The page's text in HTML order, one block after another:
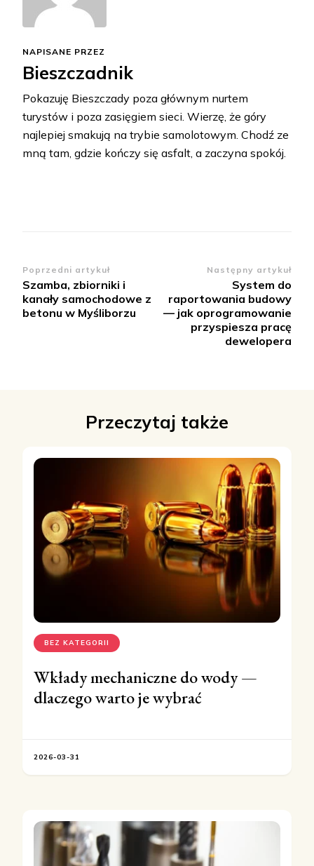
NAPISANE PRZEZ
Bieszczadnik
Pokazuję Bieszczady poza głównym nurtem
turystów i poza zasięgiem sieci. Wierzę, że góry
najlepiej smakują na trybie samolotowym. Chodź ze
mną tam, gdzie kończy się asfalt, a zaczyna spokój.
Zobacz
wpisy
Poprzedni artykuł
Szamba, zbiorniki i
kanały samochodowe z
betonu w Myśliborzu
Następny artykuł
System do
raportowania budowy
— jak oprogramowanie
przyspiesza pracę
dewelopera
Przeczytaj także
BEZ KATEGORII
Wkłady mechaniczne do wody —
dlaczego warto je wybrać
2026-03-31